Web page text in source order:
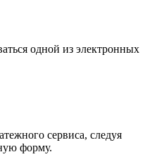
одной из электронных
сервиса, следуя
форму.